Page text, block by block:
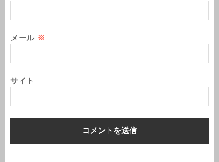
メール ※
サイト